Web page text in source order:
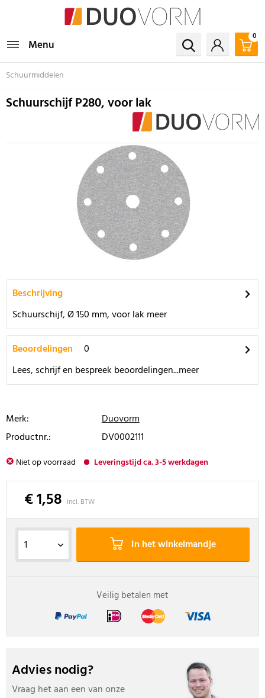
Menu
0
Schuurmiddelen
Schuurschijf P280, voor lak
Beschrijving
Schuurschijf, Ø 150 mm, voor lak meer
Beoordelingen
0
Lees, schrijf en bespreek beoordelingen...meer
Merk:
Duovorm
Productnr.:
DV0002111
Niet op voorraad Leveringstijd ca. 3-5 werkdagen
€ 1,58 incl. BTW
In het winkelmandje
Veilig betalen met
Advies nodig?
Vraag het aan een van onze